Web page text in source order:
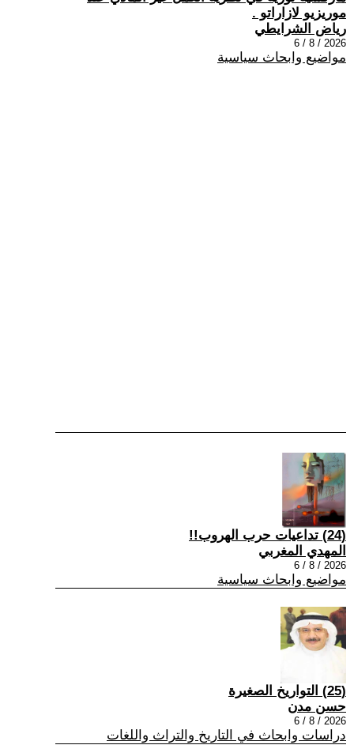
موريزيو لازاراتو .
رياض الشرايطي
2026 / 8 / 6
مواضيع وابحاث سياسية
(24) تداعيات حرب الهروب!!
المهدي المغربي
2026 / 8 / 6
مواضيع وابحاث سياسية
(25) التواريخ الصغيرة
حسن مدن
2026 / 8 / 6
دراسات وابحاث في التاريخ والتراث واللغات